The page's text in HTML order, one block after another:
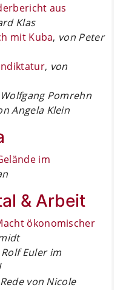
aus
Klas
mit Kuba, von Peter
, von
Pomrehn
Angela Klein
im
& Arbeit
ökonomischer
Rolf Euler im
Rede von Nicole